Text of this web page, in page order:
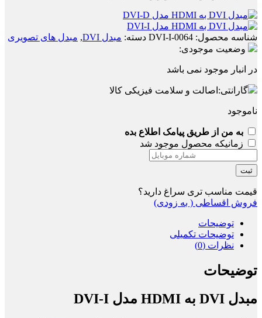
شناسه محصول: 0064-DVI-I دسته: مبدل DVI , مبدل های تصویری
وضعیت موجودی:
در انبار موجود نمی باشد
گارانتی: اصالت و سلامت فیزیکی کالا
ناموجود
به من از طریق پیامک اطلاع بده
زمانیکه محصول موجود شد
ثبت
قیمت مناسب تری سراغ دارید؟
فروش اقساطی ( به زودی)
توضیحات
توضیحات تکمیلی
نظرات (0)
توضیحات
مبدل DVI به HDMI مدل DVI-I